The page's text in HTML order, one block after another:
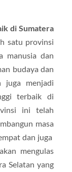
di Sumatera
satu provinsi
manusia dan
budaya dan
juga menjadi
terbaik di
ini telah
masa
dan juga
mengulas
Selatan yang